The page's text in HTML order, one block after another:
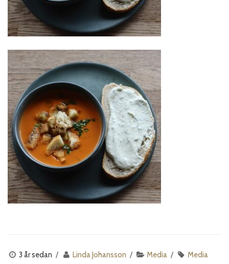
3 år sedan Linda Johansson Media Media